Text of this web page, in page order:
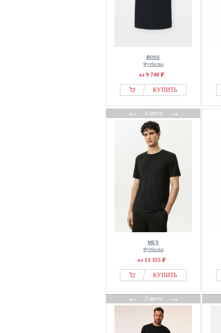
BOSS
Футболка
от 9 740 ₽
КУПИТЬ
←4 цвета→
MEY
Футболка
от 13 355 ₽
КУПИТЬ
←3 цвета→